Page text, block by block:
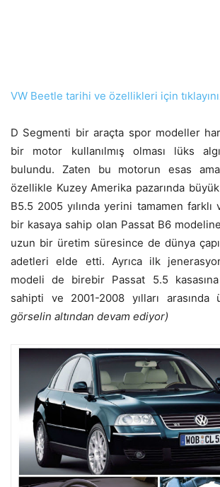
VW Beetle tarihi ve özellikleri için
D Segmenti bir araçta spor modeller
bir motor kullanılmış olması lüks
bulundu. Zaten bu motorun esas
özellikle Kuzey Amerika pazarında
B5.5 2005 yılında yerini tamamen
bir kasaya sahip olan Passat B6
uzun bir üretim süresince de dünya
adetleri elde etti. Ayrıca ilk
modeli de birebir Passat 5.5
sahipti ve 2001-2008 yılları arasında
görselin altından devam ediyor)